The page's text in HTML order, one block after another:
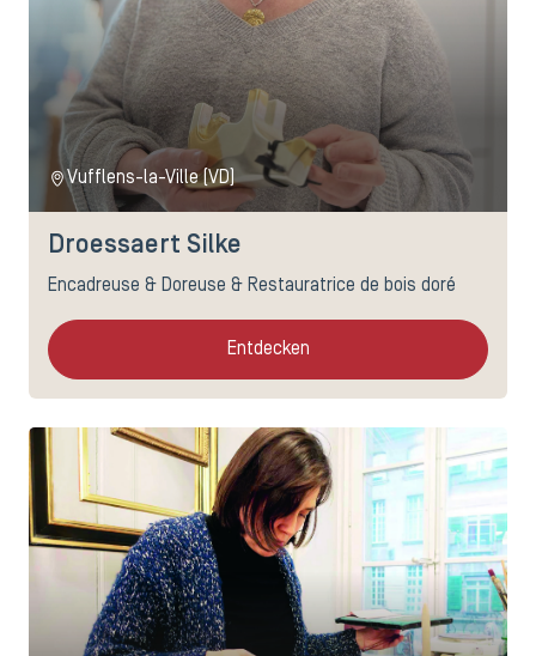
Vufflens-la-Ville (VD)
Droessaert Silke
Encadreuse & Doreuse & Restauratrice de bois doré
Entdecken